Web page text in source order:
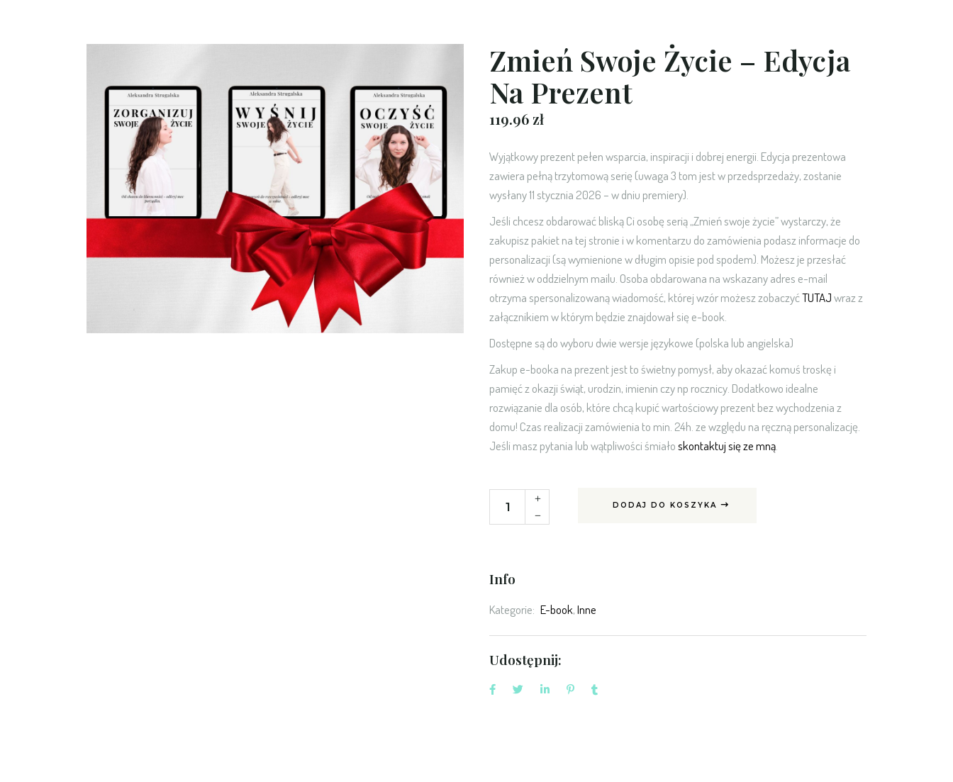
Zmień Swoje Życie – Edycja
Na Prezent
119.96 zł
Wyjątkowy prezent pełen wsparcia, inspiracji i dobrej energii. Edycja prezentowa
zawiera pełną trzytomową serię (uwaga 3 tom jest w przedsprzedaży, zostanie
wysłany 11 stycznia 2026 – w dniu premiery).
Jeśli chcesz obdarować bliską Ci osobę serią „Zmień swoje życie” wystarczy, że
zakupisz pakiet na tej stronie i w komentarzu do zamówienia podasz informacje do
personalizacji (są wymienione w długim opisie pod spodem). Możesz je przesłać
również w oddzielnym mailu. Osoba obdarowana na wskazany adres e-mail
otrzyma spersonalizowaną wiadomość, której wzór możesz zobaczyćTUTAJwraz z
załącznikiem w którym będzie znajdował się e-book.
Dostępne są do wyboru dwie wersje językowe (polska lub angielska)
Zakup e-booka na prezent jest to świetny pomysł, aby okazać komuś troskę i
pamięć z okazji świąt, urodzin, imienin czy np rocznicy. Dodatkowo idealne
rozwiązanie dla osób, które chcą kupić wartościowy prezent bez wychodzenia z
domu! Czas realizacji zamówienia to min. 24h. ze względu na ręczną personalizację.
Jeśli masz pytania lub wątpliwości śmiałoskontaktuj się ze mną
Zmień Swoje Życie – Edycja Na Prezent quantity
DODAJ DO KOSZYKA
Info
Kategorie: E-book,Inne
Udostępnij: